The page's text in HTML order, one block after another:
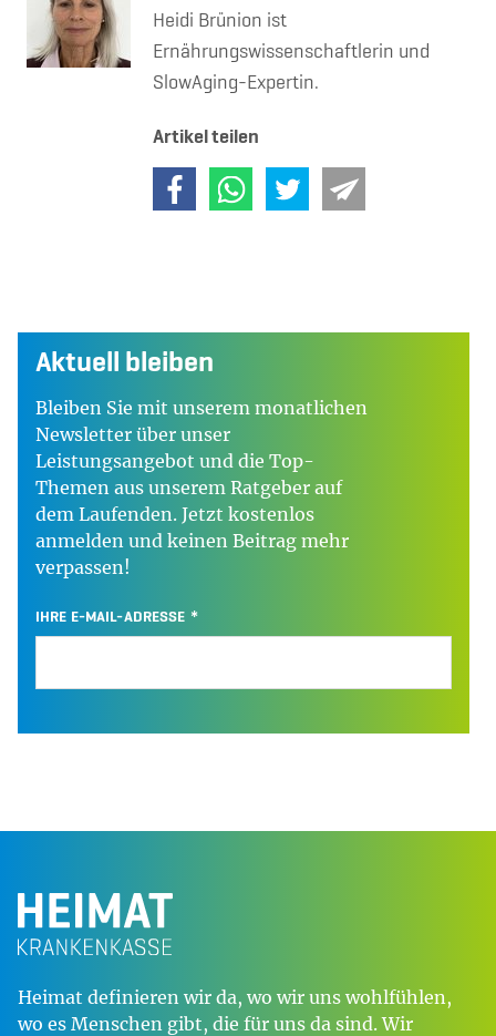
Heidi Brünion ist
Ernährungswissenschaftlerin und
SlowAging-Expertin.
Artikel teilen
Aktuell bleiben
Bleiben Sie mit unserem monatlichen
Newsletter über unser
Leistungsangebot und die Top-
Themen aus unserem Ratgeber auf
dem Laufenden. Jetzt kostenlos
anmelden und keinen Beitrag mehr
verpassen!
IHRE E-MAIL-ADRESSE
Heimat definieren wir da, wo wir uns wohlfühlen,
wo es Menschen gibt, die für uns da sind. Wir